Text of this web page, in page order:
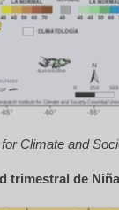
Climate and
trimestral de Niña